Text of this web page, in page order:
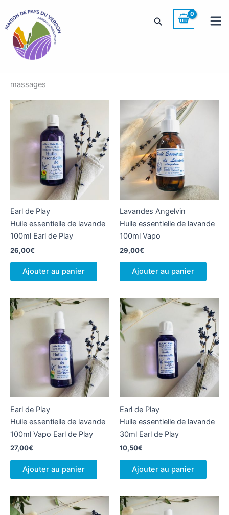
contenu
Rechercher
massages
Earl de Play
Huile essentielle de lavande
100ml Earl de Play
26,00€
Ajouter au panier
Lavandes Angelvin
Huile essentielle de lavande
100ml Vapo
29,00€
Ajouter au panier
Earl de Play
Huile essentielle de lavande
100ml Vapo Earl de Play
27,00€
Ajouter au panier
Earl de Play
Huile essentielle de lavande
30ml Earl de Play
10,50€
Ajouter au panier